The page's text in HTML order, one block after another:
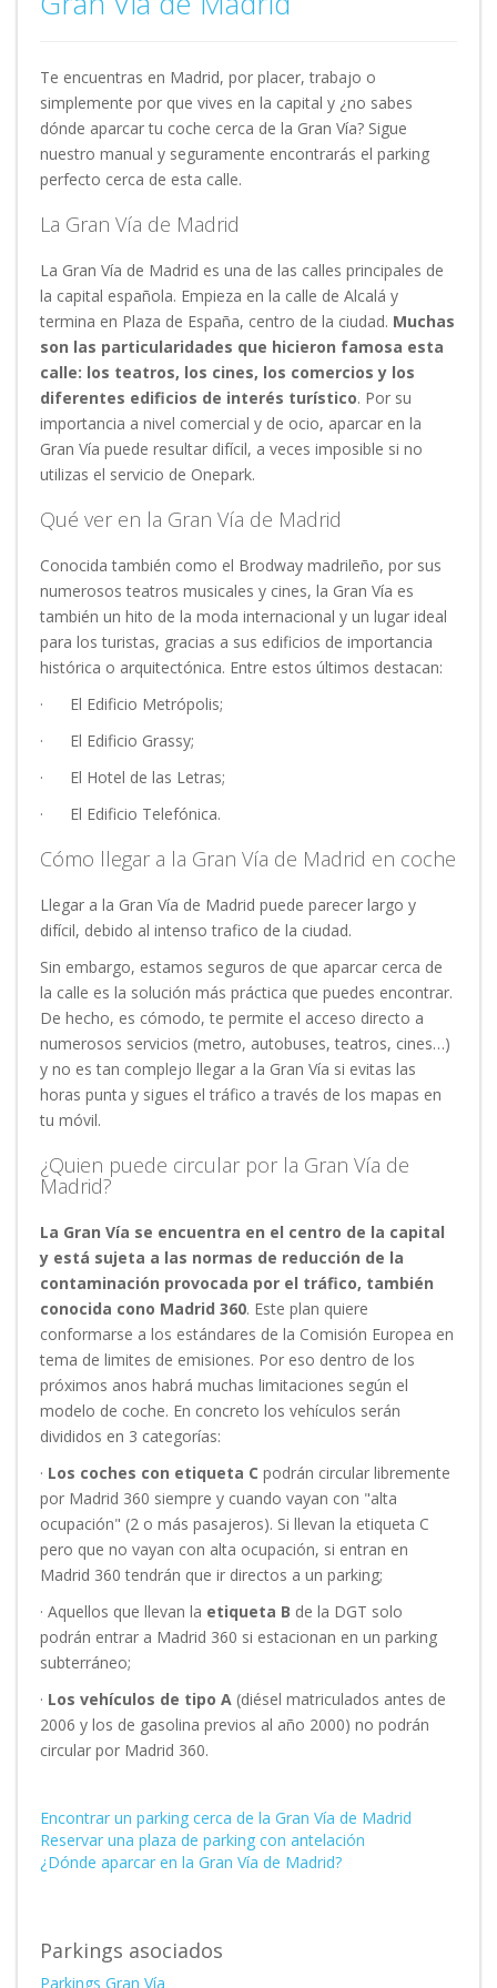
Te encuentras en Madrid, por placer, trabajo o
simplemente por que vives en la capital y ¿no sabes
dónde aparcar tu coche cerca de la Gran Vía? Sigue
nuestro manual y seguramente encontrarás el parking
perfecto cerca de esta calle.
La Gran Vía de Madrid
La Gran Vía de Madrid es una de las calles principales de
la capital española. Empieza en la calle de Alcalá y
termina en Plaza de España, centro de la ciudad. Muchas
son las particularidades que hicieron famosa esta
calle: los teatros, los cines, los comercios y los
diferentes edificios de interés turístico. Por su
importancia a nivel comercial y de ocio, aparcar en la
Gran Vía puede resultar difícil, a veces imposible si no
utilizas el servicio de Onepark.
Qué ver en la Gran Vía de Madrid
Conocida también como el Brodway madrileño, por sus
numerosos teatros musicales y cines, la Gran Vía es
también un hito de la moda internacional y un lugar ideal
para los turistas, gracias a sus edificios de importancia
histórica o arquitectónica. Entre estos últimos destacan:
· El Edificio Metrópolis;
· El Edificio Grassy;
· El Hotel de las Letras;
· El Edificio Telefónica.
Cómo llegar a la Gran Vía de Madrid en coche
Llegar a la Gran Vía de Madrid puede parecer largo y
difícil, debido al intenso trafico de la ciudad.
Sin embargo, estamos seguros de que aparcar cerca de
la calle es la solución más práctica que puedes encontrar.
De hecho, es cómodo, te permite el acceso directo a
numerosos servicios (metro, autobuses, teatros, cines…)
y no es tan complejo llegar a la Gran Vía si evitas las
horas punta y sigues el tráfico a través de los mapas en
tu móvil.
¿Quien puede circular por la Gran Vía de
Madrid?
La Gran Vía se encuentra en el centro de la capital
y está sujeta a las normas de reducción de la
contaminación provocada por el tráfico, también
conocida cono Madrid 360. Este plan quiere
conformarse a los estándares de la Comisión Europea en
tema de limites de emisiones. Por eso dentro de los
próximos anos habrá muchas limitaciones según el
modelo de coche. En concreto los vehículos serán
divididos en 3 categorías:
· Los coches con etiqueta C podrán circular libremente
por Madrid 360 siempre y cuando vayan con "alta
ocupación" (2 o más pasajeros). Si llevan la etiqueta C
pero que no vayan con alta ocupación, si entran en
Madrid 360 tendrán que ir directos a un parking;
· Aquellos que llevan la etiqueta B de la DGT solo
podrán entrar a Madrid 360 si estacionan en un parking
subterráneo;
· Los vehículos de tipo A (diésel matriculados antes de
2006 y los de gasolina previos al año 2000) no podrán
circular por Madrid 360.
Encontrar un parking cerca de la Gran Vía de Madrid
Reservar una plaza de parking con antelación
¿Dónde aparcar en la Gran Vía de Madrid?
Parkings asociados
Parkings Gran Vía